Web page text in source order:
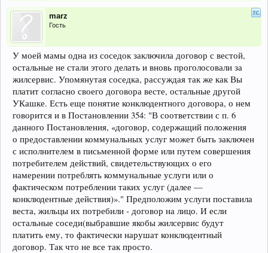
marz
Гость
У моей мамы одна из соседок заключила договор с вестой,
остальные не стали этого делать и вновь проголосовали за
жилсервис. Упомянутая соседка, рассуждая так же как Вы
платит согласно своего договора весте, остальные другой
УКашке. Есть еще понятие конклюдентного договора, о нем
говорится и в Постановлении 354: "В соответствии с п. 6
данного Постановления, «договор, содержащий положения
о предоставлении коммунальных услуг может быть заключен
с исполнителем в письменной форме или путем совершения
потребителем действий, свидетельствующих о его
намерении потреблять коммунальные услуги или о
фактическом потреблении таких услуг (далее —
конклюдентные действия)»." Предположим услуги поставила
веста, жильцы их потребили - договор на лицо. И если
остальные соседи(выбравшие якобы жилсервис будут
платить ему, то фактически нарушат конклюдентный
договор. Так что не все так просто.